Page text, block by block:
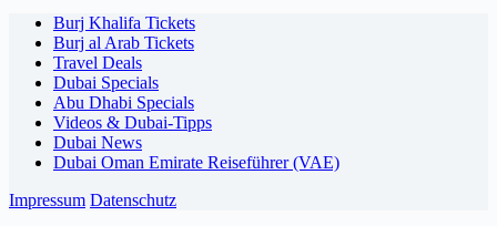
Burj Khalifa Tickets
Burj al Arab Tickets
Travel Deals
Dubai Specials
Abu Dhabi Specials
Videos & Dubai-Tipps
Dubai News
Dubai Oman Emirate Reiseführer (VAE)
Impressum Datenschutz